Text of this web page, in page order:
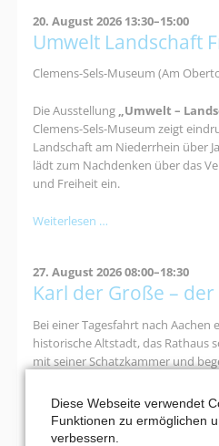
20. August 2026 13:30–15:00
Umwelt Landschaft
Clemens-Sels-Museum (Am
Die Ausstellung „Umwelt –
Clemens-Sels-Museum zeigt
Landschaft am Niederrhein über
lädt zum Nachdenken über das
und Freiheit ein.
Weiterlesen …Umwelt
27. August 2026 08:00–18:30
Karl der Große –
Bei einer Tagesfahrt nach
historische Altstadt, das Rathaus
mit seiner Schatzkammer und
Weiterlesen …Karl
der
Diese Webseite verwendet
Funktionen zu ermöglichen
verbessern.